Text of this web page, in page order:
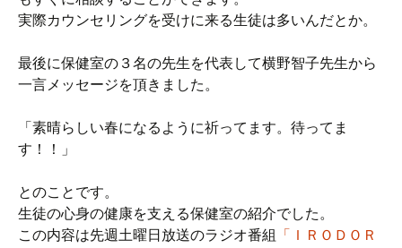
実際カウンセリングを受けに来る生徒は多いんだとか。
最後に保健室の３名の先生を代表して横野智子先生から
一言メッセージを頂きました。
「素晴らしい春になるように祈ってます。待ってま
す！！」
とのことです。
生徒の心身の健康を支える保健室の紹介でした。
この内容は先週土曜日放送のラジオ番組
「ＩＲＯＤＯＲ